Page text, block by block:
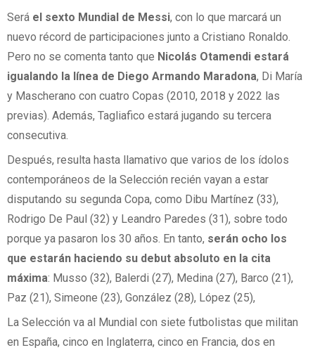
Será el sexto Mundial de Messi, con lo que marcará un
nuevo récord de participaciones junto a Cristiano Ronaldo.
Pero no se comenta tanto que Nicolás Otamendi estará
igualando la línea de Diego Armando Maradona, Di María
y Mascherano con cuatro Copas (2010, 2018 y 2022 las
previas). Además, Tagliafico estará jugando su tercera
consecutiva.
Después, resulta hasta llamativo que varios de los ídolos
contemporáneos de la Selección recién vayan a estar
disputando su segunda Copa, como Dibu Martínez (33),
Rodrigo De Paul (32) y Leandro Paredes (31), sobre todo
porque ya pasaron los 30 años. En tanto, serán ocho los
que estarán haciendo su debut absoluto en la cita
máxima: Musso (32), Balerdi (27), Medina (27), Barco (21),
Paz (21), Simeone (23), González (28), López (25),
La Selección va al Mundial con siete futbolistas que militan
en España, cinco en Inglaterra, cinco en Francia, dos en